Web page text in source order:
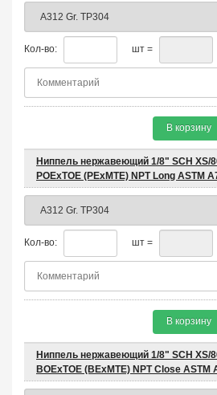
Кол-во: шт =
В корзину
Ниппель нержавеющий 1/8" SCH XS/
POEхTOE (PEхMTE) NPT Long ASTM
Кол-во: шт =
В корзину
Ниппель нержавеющий 1/8" SCH XS/
BOEхTOE (BEхMTE) NPT Close ASTM